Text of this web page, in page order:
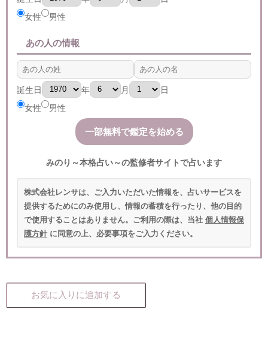
女性
男性
あの人の情報
誕生日 年 月
日
女性
男性
みのり～本格占い～の監修者サイトで占います
株式会社レンサは、ご入力いただいた情報を、占いサービスを
提供するためにのみ使用し、情報の蓄積を行ったり、他の目的
で使用することはありません。ご利用の際は、当社 個人情報保
護方針 に同意の上、必要事項をご入力ください。
お気に入りに追加する